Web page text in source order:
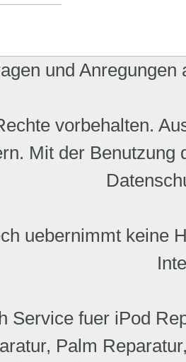
und Anregungen
vorbehalten.
Mit der Benutzung
uebernimmt keine
Service fuer iPod
Palm